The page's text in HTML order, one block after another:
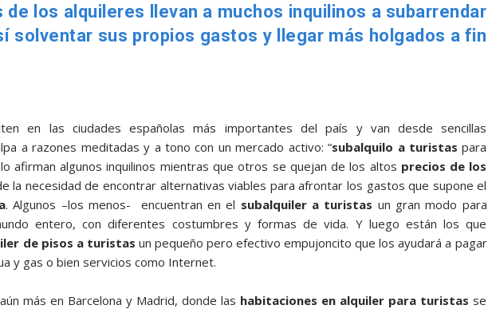
los alquileres llevan a muchos inquilinos a subarrendar
solventar sus propios gastos y llegar más holgados a fin
en las ciudades españolas más importantes del país y van desde sencillas
a razones meditadas y a tono con un mercado activo: “subalquilo a turistas para
afirman algunos inquilinos mientras que otros se quejan de los altos precios de los
la necesidad de encontrar alternativas viables para afrontar los gastos que supone el
. Algunos –los menos- encuentran en el subalquiler a turistas un gran modo para
entero, con diferentes costumbres y formas de vida. Y luego están los que
de pisos a turistas un pequeño pero efectivo empujoncito que los ayudará a pagar
y gas o bien servicios como Internet.
más en Barcelona y Madrid, donde las habitaciones en alquiler para turistas se